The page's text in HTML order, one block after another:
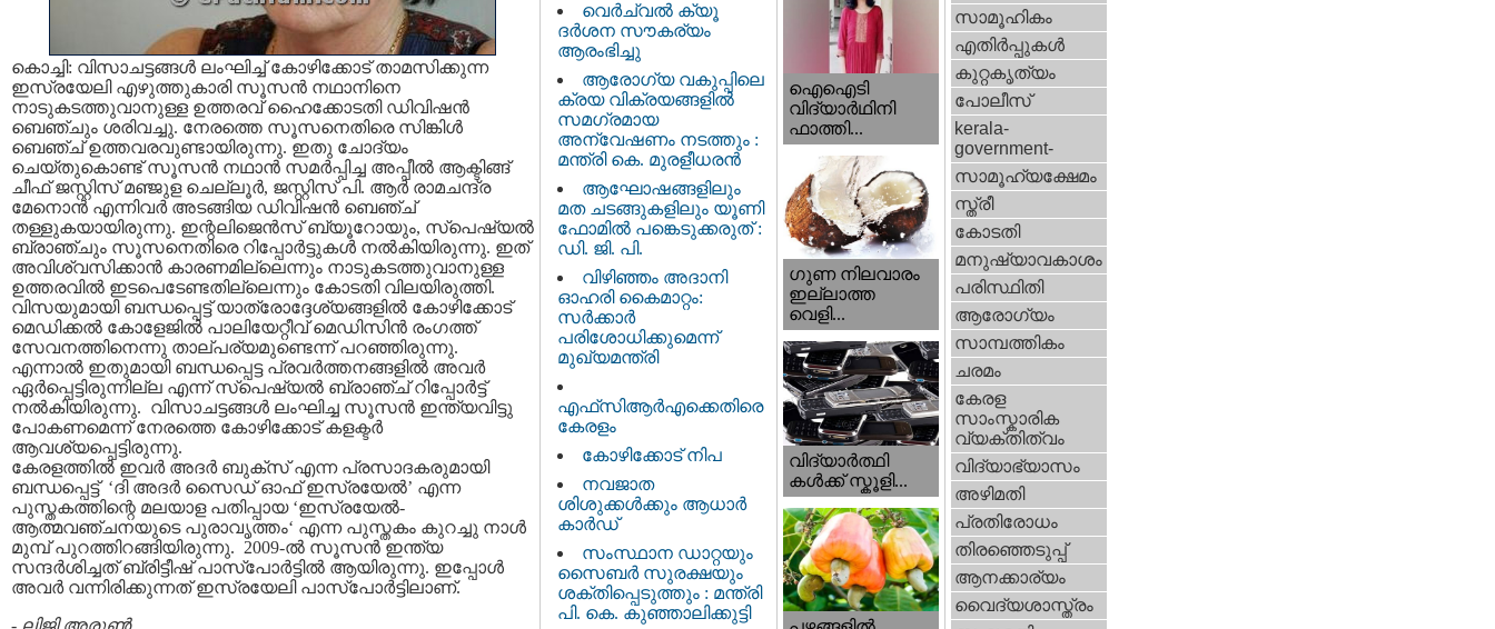
കൊച്ചി: വിസാചട്ടങ്ങള്‍ ലംഘിച്ച് കോഴിക്കോട് താമസിക്കുന്ന
ഇസ്രയേലി എഴുത്തുകാരി സൂസന്‍ നഥാനിനെ
നാടുകടത്തുവാനുള്ള ഉത്തരവ് ഹൈക്കോടതി ഡിവിഷന്‍
ബെഞ്ചും ശരിവച്ചു. നേരത്തെ സൂസനെതിരെ സിങ്കിള്‍
ബെഞ്ച് ഉത്തവരവുണ്ടായിരുന്നു. ഇതു ചോദ്യം
ചെയ്തുകൊണ്ട് സൂസന്‍ നഥാന്‍ സമര്‍പ്പിച്ച അപ്പീല്‍ ആക്ടിങ്ങ്
ചീഫ് ജസ്റ്റിസ് മഞ്ജുള ചെല്ലൂര്‍, ജസ്റ്റിസ് പി. ആര്‍ രാമചന്ദ്ര
മേനൊന്‍ എന്നിവര്‍ അടങ്ങിയ ഡിവിഷന്‍ ബെഞ്ച്
തള്ളുകയായിരുന്നു. ഇന്റലിജെന്‍സ് ബ്യൂറോയും, സ്പെഷ്യല്‍
ബ്രാഞ്ചും സൂസനെതിരെ റിപ്പോര്‍ട്ടുകള്‍ നല്‍കിയിരുന്നു. ഇത്
അവിശ്വസിക്കാന്‍ കാരണമില്ലെന്നും നാടുകടത്തുവാനുള്ള
ഉത്തരവില്‍ ഇടപെടേണ്ടതില്ലെന്നും കോടതി വിലയിരുത്തി.
വിസയുമായി ബന്ധപ്പെട്ട് യാത്രോദ്ദേശ്യങ്ങളില്‍ കോഴിക്കോട്
മെഡിക്കല്‍ കോളേജില്‍ പാലിയേറ്റീവ് മെഡിസിന്‍ രംഗത്ത്
സേവനത്തിനെന്നു താല്പര്യമുണ്ടെന്ന് പറഞ്ഞിരുന്നു.
എന്നാല്‍ ഇതുമായി ബന്ധപ്പെട്ട പ്രവര്‍ത്തനങ്ങളില്‍ അവര്‍
ഏര്‍പ്പെട്ടിരുന്നില്ല എന്ന് സ്പെഷ്യല്‍ ബ്രാഞ്ച് റിപ്പോര്‍ട്ട്
നല്‍കിയിരുന്നു. വിസാചട്ടങ്ങള്‍ ലംഘിച്ച സൂസന്‍ ഇന്ത്യവിട്ടു
പോകണമെന്ന് നേരത്തെ കോഴിക്കോട് കളക്ടര്‍
ആവശ്യപ്പെട്ടിരുന്നു.
കേരളത്തില്‍ ഇവര്‍ അദര്‍ ബുക്സ് എന്ന പ്രസാദകരുമായി
ബന്ധപ്പെട്ട് ‘ദി അദര്‍ സൈഡ് ഓഫ് ഇസ്രയേല്‍’ എന്ന
പുസ്തകത്തിന്റെ മലയാള പതിപ്പായ ‘ഇസ്രയേല്‍-
ആത്മവഞ്ചനയുടെ പുരാ‍വൃത്തം‘ എന്ന പുസ്തകം കുറച്ചു നാള്‍
മുമ്പ് പുറത്തിറങ്ങിയിരുന്നു. 2009-ല്‍ സൂസന്‍ ഇന്ത്യ
സന്ദര്‍ശിച്ചത് ബ്രിട്ടീഷ് പാസ്പോര്‍ട്ടില്‍ ആയിരുന്നു. ഇപ്പോള്‍
അവര്‍ വന്നിരിക്കുന്നത് ഇസ്രയേലി പാസ്പോര്‍ട്ടിലാണ്.
- ലിജി അരുണ്‍
വെര്‍ച്വല്‍ ക്യൂ
ദര്‍ശന സൗകര്യം
ആരംഭിച്ചു
ആരോഗ്യ വകുപ്പിലെ
ക്രയ വിക്രയങ്ങളിൽ
സമഗ്രമായ
അന്വേഷണം നടത്തും :
മന്ത്രി കെ. മുരളീധരൻ
ആഘോഷങ്ങളിലും
മത ചടങ്ങുകളിലും യൂണി
ഫോമിൽ പങ്കെടുക്കരുത് :
ഡി. ജി. പി.
വിഴിഞ്ഞം അദാനി
ഓഹരി കൈമാറ്റം:
സർക്കാർ
പരിശോധിക്കുമെന്ന്
മുഖ്യമന്ത്രി
എഫ്‌സിആർഎക്കെതിരെ
കേരളം
കോഴിക്കോട് നിപ
നവജാത
ശിശുക്കള്‍ക്കും ആധാര്‍
കാര്‍ഡ്
സംസ്ഥാന ഡാറ്റയും
സൈബർ സുരക്ഷയും
ശക്തിപ്പെടുത്തും : മന്ത്രി
പി. കെ. കുഞ്ഞാലിക്കുട്ടി
ഐഐടി
വിദ്യാര്‍ഥിനി
ഫാത്തി...
ഗുണ നിലവാരം
ഇല്ലാത്ത
വെളി...
വിദ്യാർത്ഥി
കൾക്ക് സ്കൂളി...
സാമൂഹികം
എതിര്‍പ്പുകള്‍
കുറ്റകൃത്യം
പോലീസ്‌
kerala-
government-
സാമൂഹ്യക്ഷേമം
സ്ത്രീ
കോടതി
മനുഷ്യാവകാശം
പരിസ്ഥിതി
ആരോഗ്യം
സാമ്പത്തികം
ചരമം
കേരള
സാംസ്കാരിക
വ്യക്തിത്വം
വിദ്യാഭ്യാസം
അഴിമതി
പ്രതിരോധം
തിരഞ്ഞെടുപ്പ്
ആനക്കാര്യം
വൈദ്യശാസ്ത്രം